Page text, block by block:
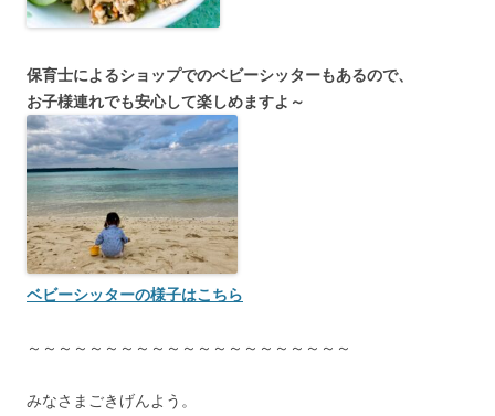
保育士によるショップでのベビーシッターもあるので、
お子様連れでも安心して楽しめますよ～
ベビーシッターの様子はこちら
～～～～～～～～～～～～～～～～～～～～～
みなさまごきげんよう。